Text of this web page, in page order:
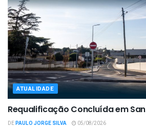
ATUALIDADE
Requalificação Concluída em
DEPAULO JORGE SILVA 05/08/2026